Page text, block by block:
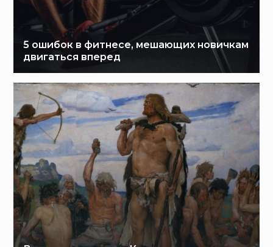
5 ошибок в фитнесе, мешающих новичкам
двигаться вперед